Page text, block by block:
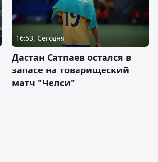
16:53, Сегодня
Дастан Сатпаев остался в
запасе на товарищеский
матч "Челси"